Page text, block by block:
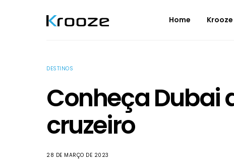
Home
DESTINOS
Conheça Dubai
cruzeiro
28 DE MARÇO DE 2023